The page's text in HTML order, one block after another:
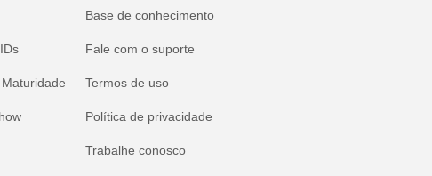
Base de conhecimento
Fale com o suporte
Termos de uso
Política de privacidade
Trabalhe conosco